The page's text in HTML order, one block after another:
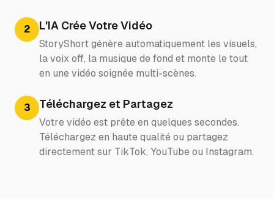
2 L'IA Crée Votre Vidéo
StoryShort génère automatiquement les visuels,
la voix off, la musique de fond et monte le tout
en une vidéo soignée multi-scènes.
3 Téléchargez et Partagez
Votre vidéo est prête en quelques secondes.
Téléchargez en haute qualité ou partagez
directement sur TikTok, YouTube ou Instagram.